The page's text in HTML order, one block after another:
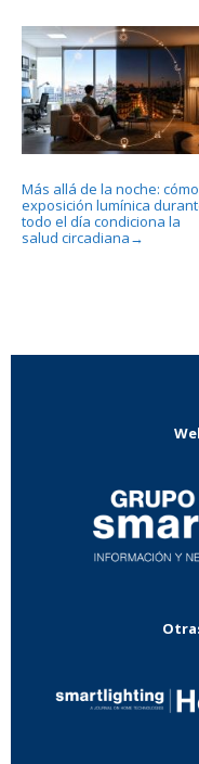
Más allá de la noche:
exposición lumínica
todo el día condiciona la
salud circadiana →